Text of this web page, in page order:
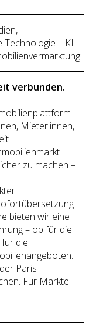
Technologie – KI-
verbunden.
Mieter:innen,
zu machen –
bieten wir eine
– ob für die
die
Paris –
Für Märkte.